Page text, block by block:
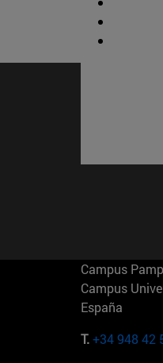
Campus
Campus
España
T.+34 948 42